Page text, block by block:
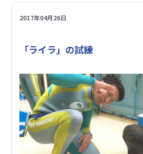
2017年04月26日
「ライラ」の試練